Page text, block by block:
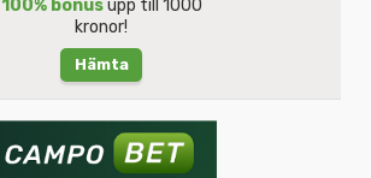
100% bonusupp till 1000
kronor!
Hämta